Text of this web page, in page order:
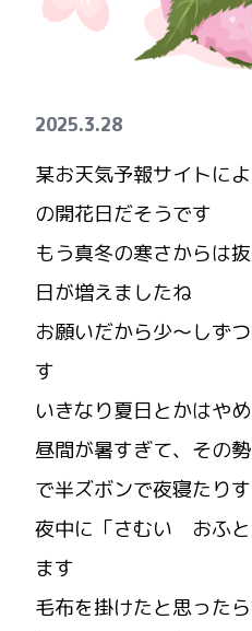
2025.3.28
某お天気予報サイトに
の開花日だそうです
もう真冬の寒さからは
日が増えましたね
お願いだから少～しず
す
いきなり夏日とかはや
昼間が暑すぎて、その
で半ズボンで夜寝たり
夜中に「さむい おふ
ます
毛布を掛けたと思った